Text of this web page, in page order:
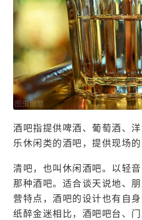
酒吧指提供啤酒、葡萄酒、
乐休闲类的酒吧，提供现场
清吧，也叫休闲酒吧。以轻
那种酒吧。适合谈天说地、
营特点，酒吧的设计也有自
纸醉金迷相比，酒吧吧台、